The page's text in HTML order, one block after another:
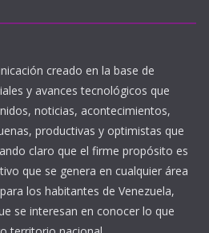
creado en la base de
y avances tecnológicos que
noticias, acontecimientos,
productivas y optimistas que
claro que el firme propósito es
que se genera en cualquier área
los habitantes de Venezuela,
se interesan en conocer lo que